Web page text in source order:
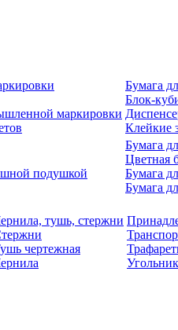
маркировки
Бумага
Блок-
Клейкие
подушкой
Бумага
Цветная
Бумага
Бумага
тушь, стержни
чертежная